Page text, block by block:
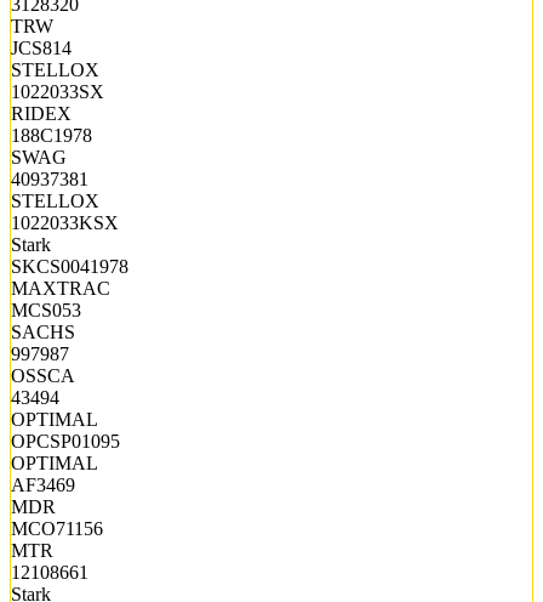
TRW
JCS814
STELLOX
1022033SX
RIDEX
188C1978
SWAG
40937381
STELLOX
1022033KSX
Stark
SKCS0041978
MAXTRAC
MCS053
SACHS
997987
OSSCA
43494
OPTIMAL
OPCSP01095
OPTIMAL
AF3469
MDR
MCO71156
MTR
12108661
Stark